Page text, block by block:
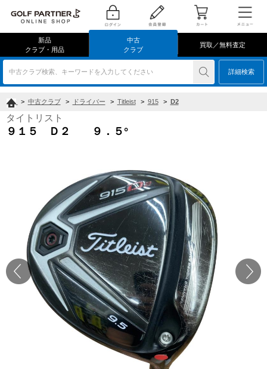
新品
クラブ・用品
中古
クラブ
買取／無料査定
中古クラブ検索、キーワードを入力してください 詳細検索
> 中古クラブ > ドライバー > Titleist > 915 > D2
タイトリスト
９１５ Ｄ２ ９．５°